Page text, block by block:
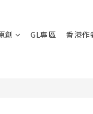
創 GL專區 香港作